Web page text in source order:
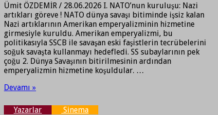
Ümit ÖZDEMİR / 28.06.2026 I. NATO’nun kuruluşu: Nazi
artıkları göreve ! NATO dünya savaşı bitiminde işsiz kalan
Nazi artıklarının Amerikan emperyalizminin hizmetine
girmesiyle kuruldu. Amerikan emperyalizmi, bu
politikasıyla SSCB ile savaşan eski faşistlerin tecrübelerini
soğuk savaşta kullanmayı hedefledi. SS subaylarının pek
çoğu 2. Dünya Savaşının bitirilmesinin ardından
emperyalizmin hizmetine koşuldular. …
Devamı »
Yazarlar Sinema